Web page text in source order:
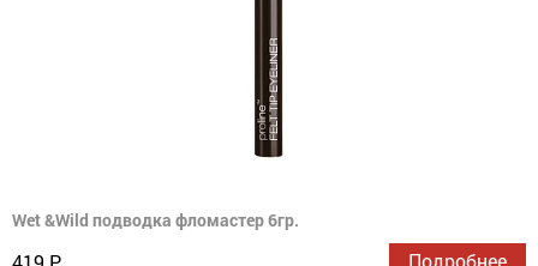
Wet &Wild подводка фломастер 6гр.